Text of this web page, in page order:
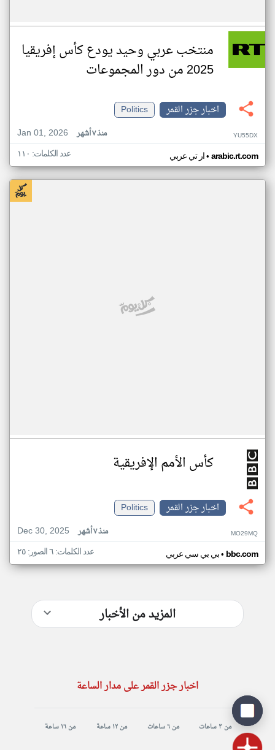
منتخب عربي وحيد يودع كأس إفريقيا
2025 من دور المجموعات
اخبار جزر القمر
Politics
Jan 01, 2026
منذ ٧ أشهر YU55DX
ار تي عربي• arabic.rt.com عدد الكلمات: ١١٠
كأس الأمم الإفريقية
اخبار جزر القمر
Politics
Dec 30, 2025
منذ ٧ أشهر MO29MQ
بي بي سي عربي• bbc.com عدد الكلمات: ٦ الصور: ٢٥
المزيد من الأخبار
اخبار جزر القمر على مدار الساعة
من ٣ ساعات من ٦ ساعات من ١٢ ساعة من ١٦ ساعة